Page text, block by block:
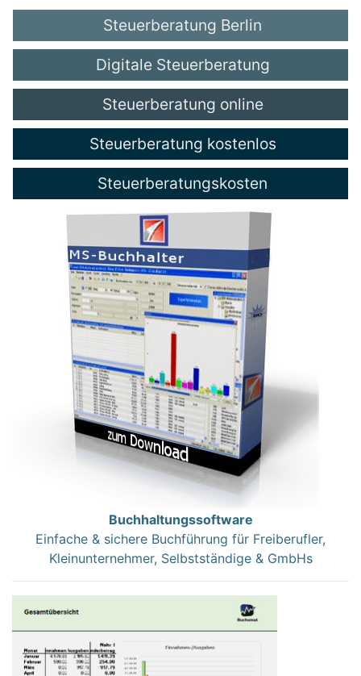
Steuerberatung Berlin
Digitale Steuerberatung
Steuerberatung online
Steuerberatung kostenlos
Steuerberatungskosten
Buchhaltungssoftware
Einfache & sichere Buchführung für Freiberufler,
Kleinunternehmer, Selbstständige & GmbHs